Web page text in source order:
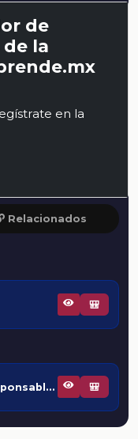
de
la
en la
Relacionados
🎒
Secuencia 9. Ejercicio responsable de la libertad 🎒